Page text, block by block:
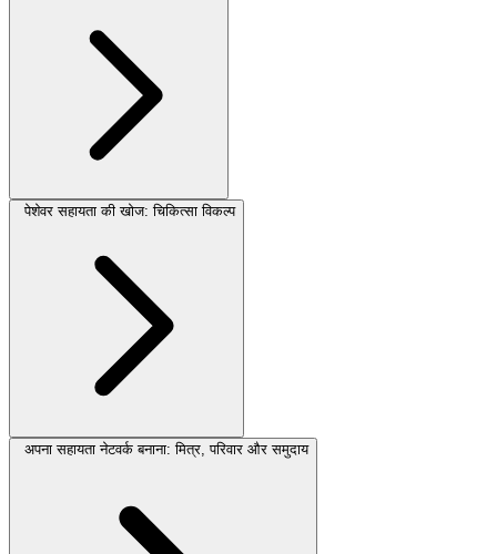
पेशेवर सहायता की खोज: चिकित्सा विकल्प
अपना सहायता नेटवर्क बनाना: मित्र, परिवार और समुदाय